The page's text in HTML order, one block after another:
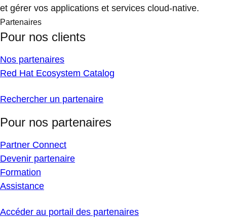
et gérer vos applications et services cloud-native.
Partenaires
Pour nos clients
Nos partenaires
Red Hat Ecosystem Catalog
Rechercher un partenaire
Pour nos partenaires
Partner Connect
Devenir partenaire
Formation
Assistance
Accéder au portail des partenaires